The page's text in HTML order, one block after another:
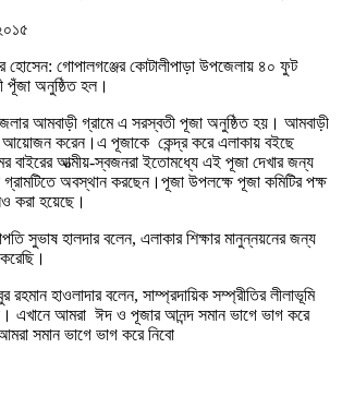
হোসেন: গোপালগঞ্জের কোটালীপাড়া উপজেলায় ৪০ ফুট
পূঁজা অনুষ্ঠিত হল।
আমবাড়ী গ্রামে এ সরস্বতী পূজা অনুষ্ঠিত হয়। আমবাড়ী
আয়োজন করেন।এ পূজাকে কেন্দ্র করে এলাকায় বইছে
বাইরের আত্মীয়-স্বজনরা ইতোমধ্যে এই পূজা দেখার জন্য
অবস্থান করছেন।পূজা উপলক্ষে পূজা কমিটির পক্ষ
করা হয়েছে।
সুভাষ হালদার বলেন, এলাকার শিক্ষার মানুন্নয়নের জন্য
রহমান হাওলাদার বলেন, সাম্প্রদায়িক সম্প্রীতির লীলাভূমি
এখানে আমরা ঈদ ও পূজার আনন্দ সমান ভাগে ভাগ করে
সমান ভাগে ভাগ করে নিবো